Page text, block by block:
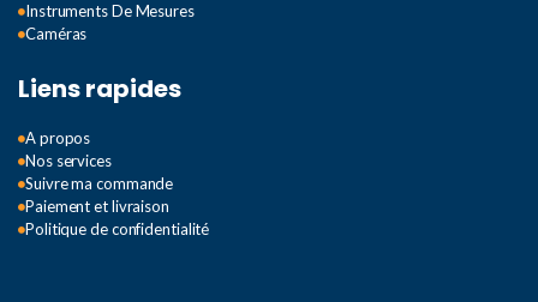
Instruments De Mesures
Caméras
Liens rapides
A propos
Nos services
Suivre ma commande
Paiement et livraison
Politique de confidentialité